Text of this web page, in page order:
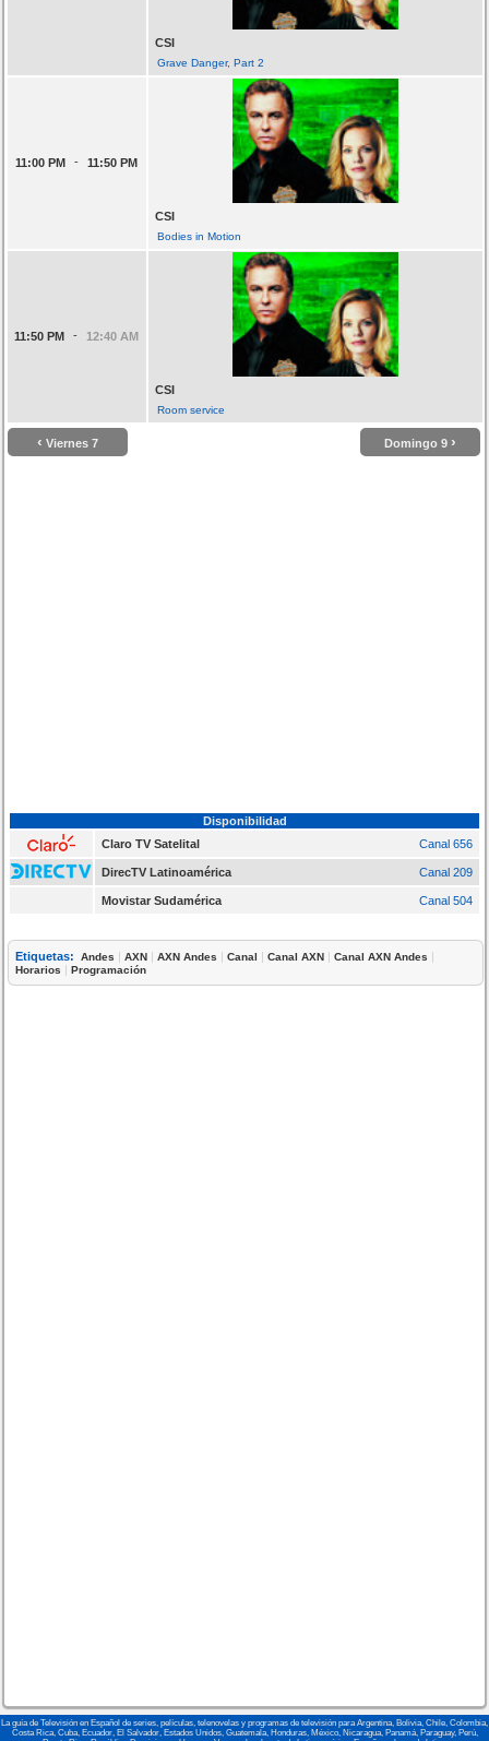
CSI
Grave Danger, Part 2
11:00 PM - 11:50 PM
CSI
Bodies in Motion
11:50 PM - 12:40 AM
CSI
Room service
‹ Viernes 7 Domingo 9 ›
Disponibilidad
Claro TV Satelital
Canal 656
DirecTV Latinoamérica Canal 209
Movistar Sudamérica Canal 504
Etiquetas: Andes |AXN |AXN Andes |Canal |Canal AXN |Canal AXN Andes |
Horarios |Programación
La guía de Televisión en Español de series, películas, telenovelas y programas de televisión para Argentina, Bolivia, Chile, Colombia,
Costa Rica, Cuba, Ecuador, El Salvador, Estados Unidos, Guatemala, Honduras, México, Nicaragua, Panamá, Paraguay, Perú,